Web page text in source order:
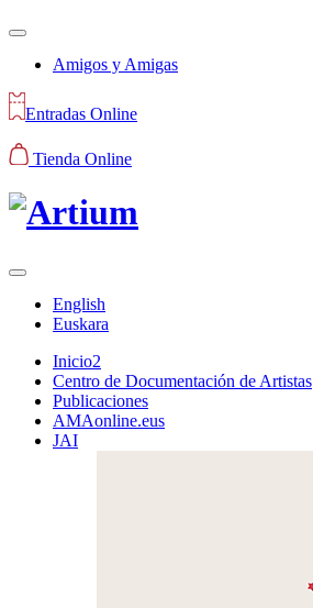
Amigos y Amigas
Entradas Online
Tienda Online
English
Euskara
Inicio2
Centro de Documentación de Artistas
Publicaciones
AMAonline.eus
JAI